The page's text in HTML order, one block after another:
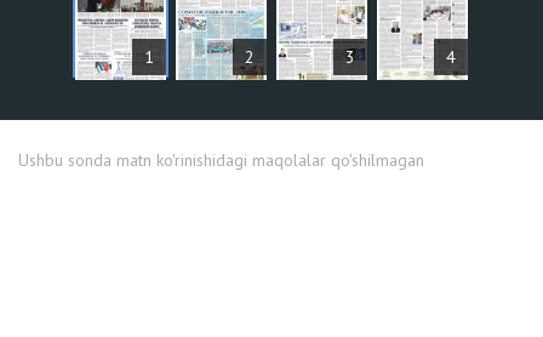
1 2 3 4
MAQOLALAR
Ushbu sonda matn ko'rinishidagi maqolalar qo'shilmagan